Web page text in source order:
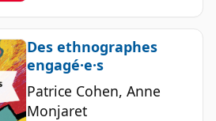
Des ethnographes
engagé·e·s
Patrice Cohen, Anne
Monjaret